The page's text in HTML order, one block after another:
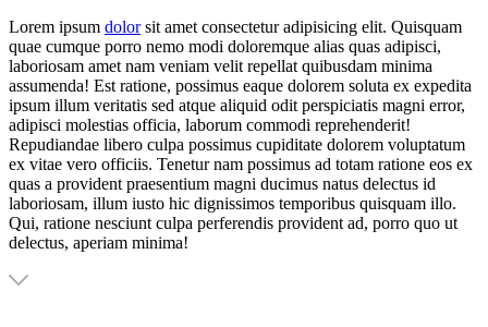
Lorem ipsum dolorsit amet consectetur adipisicing elit. Quisquam
quae cumque porro nemo modi doloremque alias quas adipisci,
laboriosam amet nam veniam velit repellat quibusdam minima
assumenda! Est ratione, possimus eaque dolorem soluta ex expedita
ipsum illum veritatis sed atque aliquid odit perspiciatis magni error,
adipisci molestias officia, laborum commodi reprehenderit!
Repudiandae libero culpa possimus cupiditate dolorem voluptatum
ex vitae vero officiis. Tenetur nam possimus ad totam ratione eos ex
quas a provident praesentium magni ducimus natus delectus id
laboriosam, illum iusto hic dignissimos temporibus quisquam illo.
Qui, ratione nesciunt culpa perferendis provident ad, porro quo ut
delectus, aperiam minima!